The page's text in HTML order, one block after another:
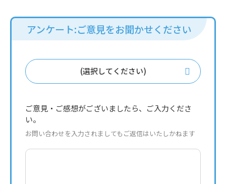
アンケート:ご意見をお聞かせください
(選択してください)
ご意見・ご感想がございましたら、ご入力くださ
い。
お問い合わせを入力されましてもご返信はいたしかねます